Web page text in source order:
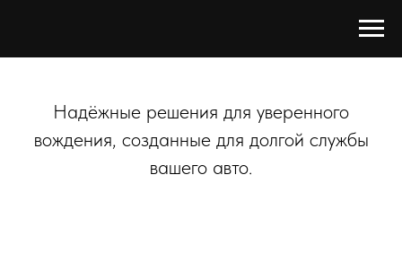
Надёжные решения для уверенного
вождения, созданные для долгой службы
вашего авто.